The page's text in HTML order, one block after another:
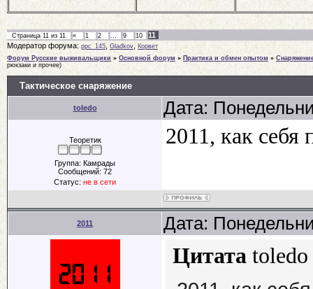
Страница 11 из 11 « 1 2 9 10
11
Модератор форума: ppc_145 Gladkov
Корвет
Форум Русские выживальщики » Основной форум » Практика и обмен опытом »
рюкзаки и прочее)
Тактическое снаряжение
toledo Дата:
Теоретик
Группа: Камрады
Сообщений: 72
Статус: не в сети
2011, как себя
2011 Дата:
Цитата toledo